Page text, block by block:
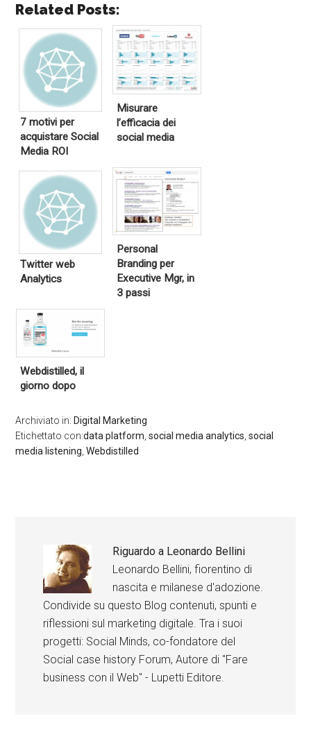
Related Posts:
7 motivi per
acquistare Social
Media ROI
Misurare
l’efficacia dei
social media
Twitter web
Analytics
Personal
Branding per
Executive Mgr, in
3 passi
Webdistilled, il
giorno dopo
Archiviato in: Digital Marketing
Etichettato con:data platform,social media analytics,social
media listening,Webdistilled
Riguardo a Leonardo Bellini
Leonardo Bellini, fiorentino di
nascita e milanese d'adozione.
Condivide su questo Blog contenuti, spunti e
riflessioni sul marketing digitale. Tra i suoi
progetti: Social Minds, co-fondatore del
Social case history Forum, Autore di "Fare
business con il Web" - Lupetti Editore.